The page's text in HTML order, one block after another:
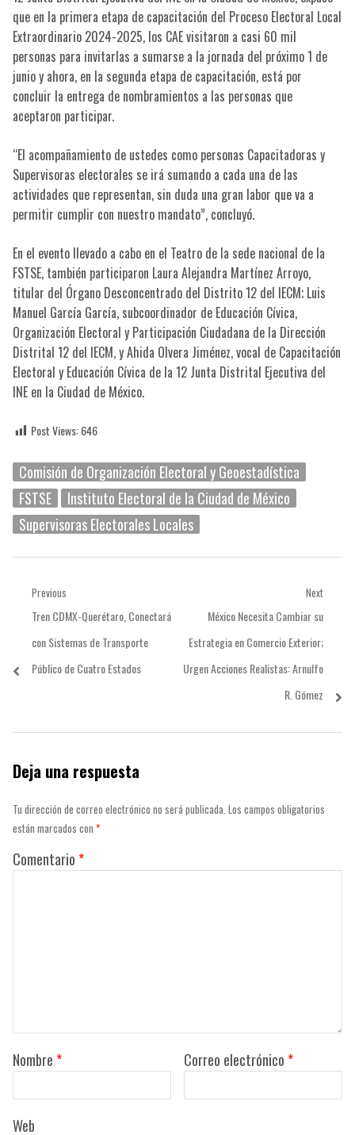
que en la primera etapa de capacitación del Proceso Electoral Local
Extraordinario 2024-2025, los CAE visitaron a casi 60 mil
personas para invitarlas a sumarse a la jornada del próximo 1 de
junio y ahora, en la segunda etapa de capacitación, está por
concluir la entrega de nombramientos a las personas que
aceptaron participar.
“El acompañamiento de ustedes como personas Capacitadoras y
Supervisoras electorales se irá sumando a cada una de las
actividades que representan, sin duda una gran labor que va a
permitir cumplir con nuestro mandato”, concluyó.
En el evento llevado a cabo en el Teatro de la sede nacional de la
FSTSE, también participaron Laura Alejandra Martínez Arroyo,
titular del Órgano Desconcentrado del Distrito 12 del IECM; Luis
Manuel García García, subcoordinador de Educación Cívica,
Organización Electoral y Participación Ciudadana de la Dirección
Distrital 12 del IECM, y Ahida Olvera Jiménez, vocal de Capacitación
Electoral y Educación Cívica de la 12 Junta Distrital Ejecutiva del
INE en la Ciudad de México.
Post Views: 646
Comisión de Organización Electoral y Geoestadística
FSTSE
Instituto Electoral de la Ciudad de México
Supervisoras Electorales Locales
Navegación
entradas
Previous
Previous
post:
Tren CDMX-Querétaro, Conectará
con Sistemas de Transporte
Público de Cuatro Estados
Next
Next
post:
México Necesita Cambiar su
Estrategia en Comercio Exterior;
Urgen Acciones Realistas: Arnulfo
R. Gómez
Deja una respuesta
Tu dirección de correo electrónico no será publicada. Los campos obligatorios
están marcados con *
Comentario *
Nombre * Correo electrónico *
Web